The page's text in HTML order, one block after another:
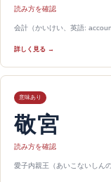
読み方を確認
会計（かいけい、英語:
詳しく見る →
意味あり
敬宮
読み方を確認
愛子内親王（あいこないしん